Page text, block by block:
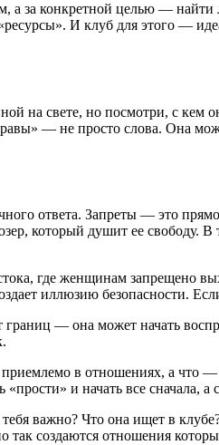
а за конкретной целью —
И клуб для этого —
свете, но посмотри, с кем
— не просто слова. Она
ответа. Запреты — это
который душит ее
где женщинам запрещено
иллюзию безопасности.
— она может начать
в отношениях, а что
и начать все
важно? Что она ищет в
создаются отношения